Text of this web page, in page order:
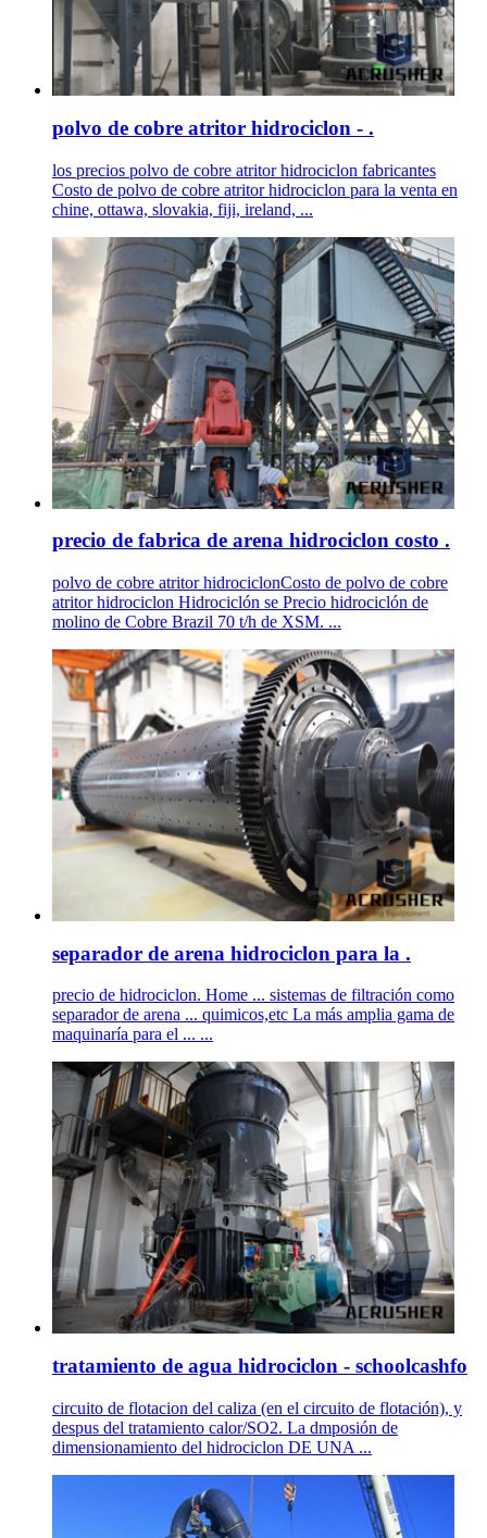
polvo de cobre atritor hidrociclon - .
los precios polvo de cobre atritor hidrociclon fabricantes
Costo de polvo de cobre atritor hidrociclon para la venta en
chine, ottawa, slovakia, fiji, ireland, ...
precio de fabrica de arena hidrociclon costo .
polvo de cobre atritor hidrociclonCosto de polvo de cobre
atritor hidrociclon Hidrociclón se Precio hidrociclón de
molino de Cobre Brazil 70 t/h de XSM. ...
separador de arena hidrociclon para la .
precio de hidrociclon. Home ... sistemas de filtración como
separador de arena ... quimicos,etc La más amplia gama de
maquinaría para el ... ...
tratamiento de agua hidrociclon - schoolcashfo
circuito de flotacion del caliza (en el circuito de flotación), y
despus del tratamiento calor/SO2. La dmposión de
dimensionamiento del hidrociclon DE UNA ...